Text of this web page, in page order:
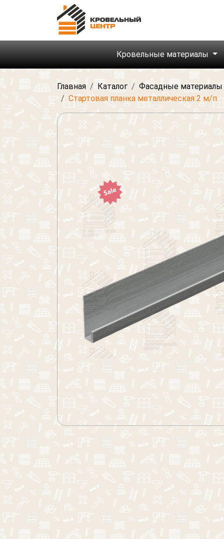
Кровельные материалы
Главная Каталог Фасадные материалы
Стартовая планка металлическая 2 м/п